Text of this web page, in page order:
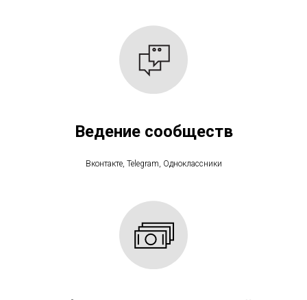
Ведение сообществ
Вконтакте, Telegram, Одноклассники